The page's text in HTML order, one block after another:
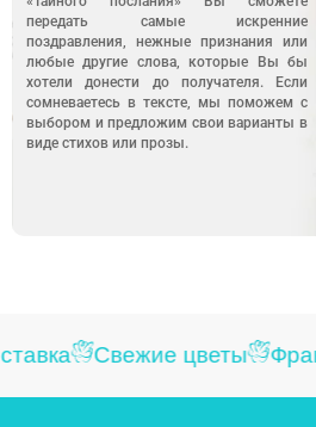
передать самые искренние
поздравления, нежные признания или
любые другие слова, которые Вы бы
хотели донести до получателя. Если
сомневаетесь в тексте, мы поможем с
выбором и предложим свои варианты в
виде стихов или прозы.
Свежие цветы